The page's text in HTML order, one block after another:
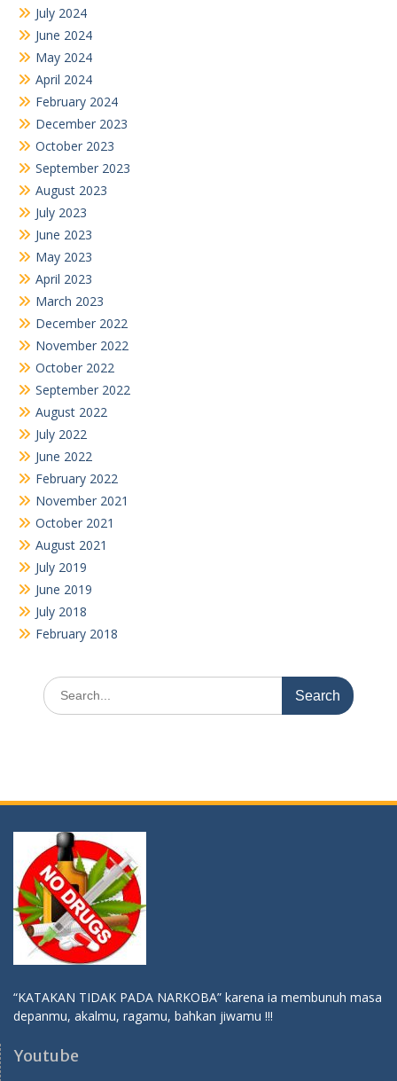
July 2024
June 2024
May 2024
April 2024
February 2024
December 2023
October 2023
September 2023
August 2023
July 2023
June 2023
May 2023
April 2023
March 2023
December 2022
November 2022
October 2022
September 2022
August 2022
July 2022
June 2022
February 2022
November 2021
October 2021
August 2021
July 2019
June 2019
July 2018
February 2018
Search
for:
“KATAKAN TIDAK PADA NARKOBA” karena ia membunuh masa
depanmu, akalmu, ragamu, bahkan jiwamu !!!
Youtube